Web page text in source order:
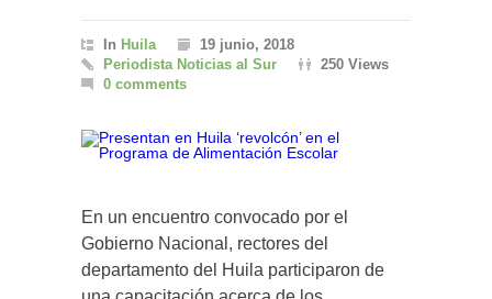
In Huila
19 junio, 2018
Periodista Noticias al Sur
250 Views
0 comments
En un encuentro convocado por el
Gobierno Nacional, rectores del
departamento del Huila participaron de